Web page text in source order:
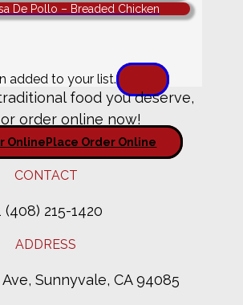
De Pollo – Breaded Chicken
added to your list.
food you deserve,
order online now!
Online Place Order Online
CONTACT
(408) 215-1420
ADDRESS
Sunnyvale, CA 94085